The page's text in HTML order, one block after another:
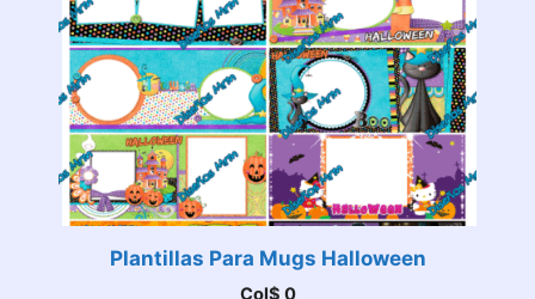
Plantillas Para Mugs Halloween
Col$ 0